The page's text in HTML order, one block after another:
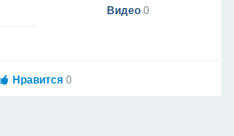
Видео0
Нравится0